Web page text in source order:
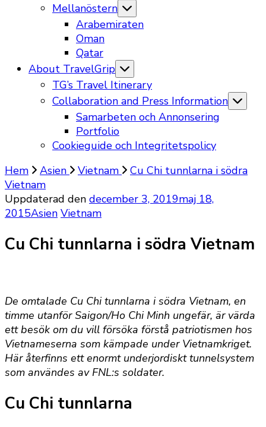
Mellanöstern
Arabemiraten
Oman
Qatar
About TravelGrip
TG’s Travel Itinerary
Collaboration and Press Information
Samarbeten och Annonsering
Portfolio
Cookieguide och Integritetspolicy
Hem
Asien Vietnam
Cu Chi tunnlarna i södra
Vietnam
Uppdaterad den december 3, 2019maj 18,
2015Asien Vietnam
Cu Chi tunnlarna i södra Vietnam
De omtalade Cu Chi tunnlarna i södra Vietnam, en
timme utanför Saigon/Ho Chi Minh ungefär, är värda
ett besök om du vill försöka förstå patriotismen hos
Vietnameserna som kämpade under Vietnamkriget.
Här återfinns ett enormt underjordiskt tunnelsystem
som användes av FNL:s soldater.
Cu Chi tunnlarna